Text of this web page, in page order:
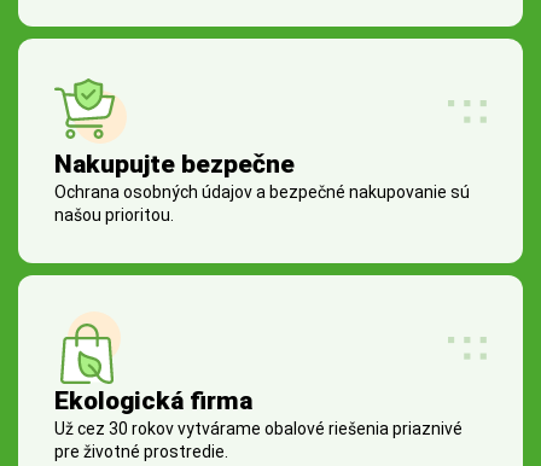
Nakupujte bezpečne
Ochrana osobných údajov a bezpečné nakupovanie sú
našou prioritou.
Ekologická firma
Už cez 30 rokov vytvárame obalové riešenia priaznivé
pre životné prostredie.